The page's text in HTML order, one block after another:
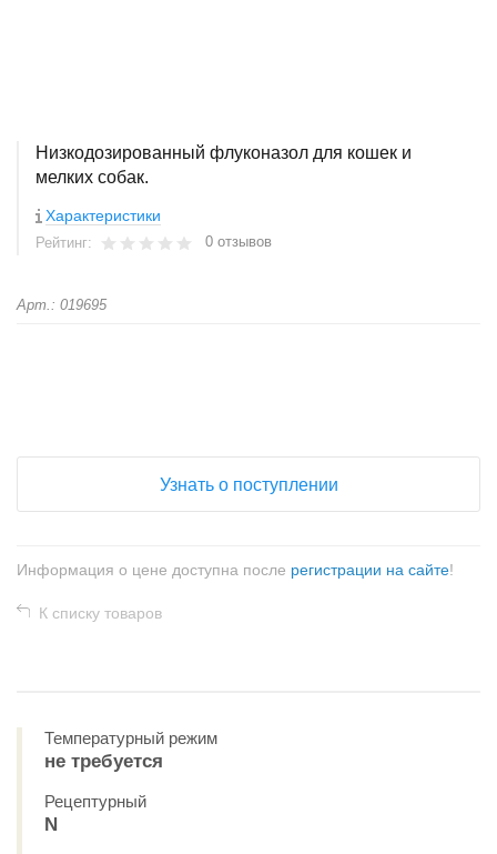
Низкодозированный флуконазол для кошек и
мелких собак.
Характеристики
Рейтинг: 0 отзывов
Арт.: 019695
Узнать о поступлении
Информация о цене доступна после регистрации на сайте!
К списку товаров
Температурный режим
не требуется
Рецептурный
N